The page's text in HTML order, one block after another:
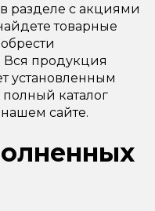
разделе с акциями
товарные
Вся продукция
установленным
каталог
сайте.